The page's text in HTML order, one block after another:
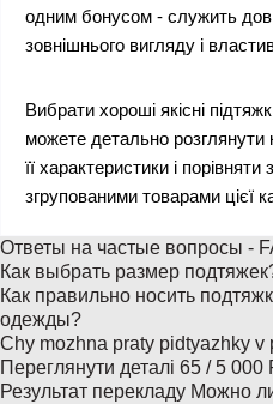
одним бонусом - служить
зовнішнього вигляду і
Вибрати хороші якісні
можете детально розглянути
її характеристики і
згрупованими товарами цієї
Ответы на частые вопросы -
Как выбрать размер
Как правильно носить
одежды?
Chy mozhna praty pidtyazhky v
Переглянути деталі 65 / 5 000
Результат перекладу Можно